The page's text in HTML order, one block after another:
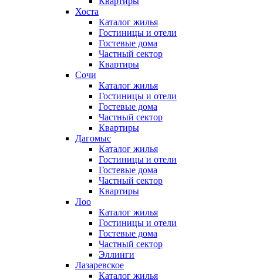
Хоста
Каталог жилья
Гостиницы и отели
Гостевые дома
Частный сектор
Квартиры
Сочи
Каталог жилья
Гостиницы и отели
Гостевые дома
Частный сектор
Квартиры
Дагомыс
Каталог жилья
Гостиницы и отели
Гостевые дома
Частный сектор
Квартиры
Лоо
Каталог жилья
Гостиницы и отели
Гостевые дома
Частный сектор
Эллинги
Лазаревское
Каталог жилья